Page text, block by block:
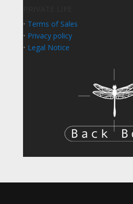
• Terms of Sales
• Privacy policy
• Legal Notice